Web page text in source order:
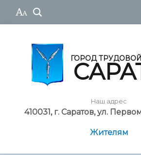
ГОРОД
Наш адрес
410031, г. Саратов, ул.
Жителям